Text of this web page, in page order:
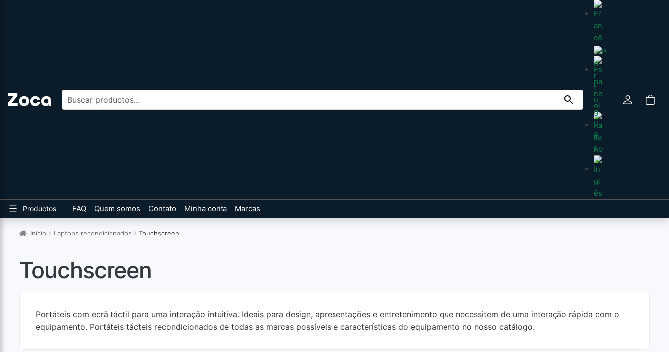
Buscar productos
Productos FAQ Quem somos Contato Minha conta Marcas
Início Laptops recondicionados Touchscreen
Touchscreen
Portáteis com ecrã táctil para uma interação intuitiva. Ideais para design, apresentações e entretenimento que necessitem de uma interação rápida com o
equipamento. Portáteis tácteis recondicionados de todas as marcas possíveis e características do equipamento no nosso catálogo.